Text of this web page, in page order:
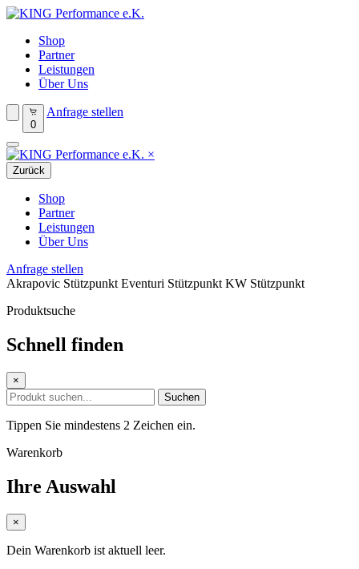
Shop
Partner
Leistungen
Über Uns
0
Anfrage stellen
×
Zurück
Shop
Partner
Leistungen
Über Uns
Anfrage stellen
Akrapovic Stützpunkt Eventuri Stützpunkt KW Stützpunkt
Produktsuche
Schnell finden
×
Suchen
Tippen Sie mindestens 2 Zeichen ein.
Warenkorb
Ihre Auswahl
×
Dein Warenkorb ist aktuell leer.